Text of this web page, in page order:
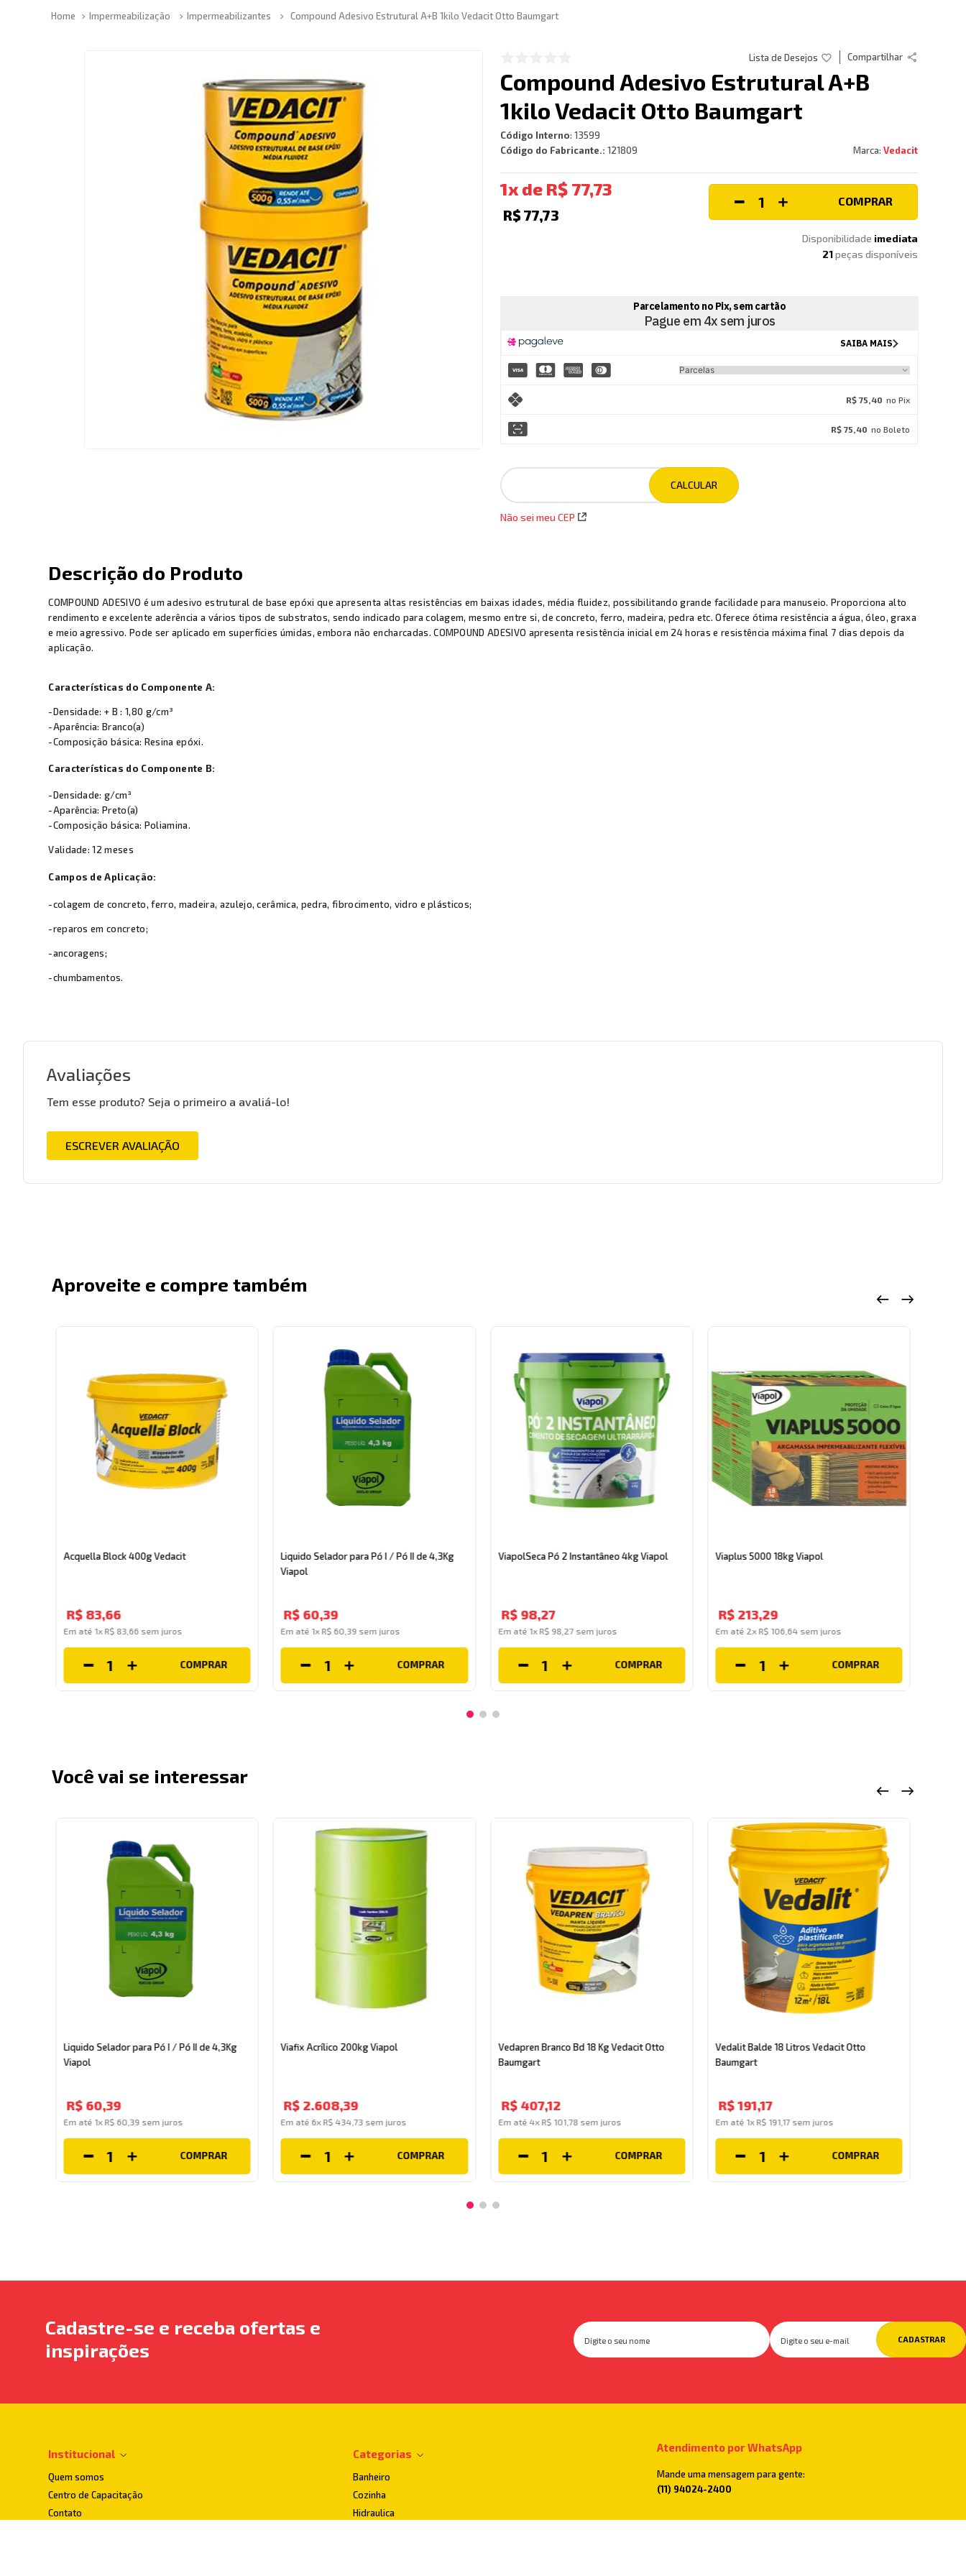
Impermeabilização Impermeabilizantes Compound Adesivo Estrutural A+B 1kilo Vedacit Otto Baumgart
Compartilhar
Compound Adesivo Estrutural A+B
1kilo Vedacit Otto Baumgart
Código Interno: 13599
Código do Fabricante.: 121809 Vedacit
1 R$ 77,73
R$77,73
COMPRAR
Disponibilidade imediata
21peças disponíveis
R$ 75,40 no Pix
R$ 75,40 no Boleto
Não sei meu CEP
Descrição do Produto
COMPOUND ADESIVO é um adesivo estrutural de base epóxi que apresenta altas resistências em baixas idades, média fluidez, possibilitando grande facilidade para manuseio. Proporciona alto
rendimento e excelente aderência a vários tipos de substratos, sendo indicado para colagem, mesmo entre si, de concreto, ferro, madeira, pedra etc. Oferece ótima resistência a água, óleo, graxa
e meio agressivo. Pode ser aplicado em superfícies úmidas, embora não encharcadas. COMPOUND ADESIVO apresenta resistência inicial em 24 horas e resistência máxima final 7 dias depois da
aplicação.
Características do Componente A:
-Densidade: + B : 1,80 g/cm³
-Aparência: Branco(a)
-Composição básica: Resina epóxi.
Características do Componente B:
-Densidade: g/cm³
-Aparência: Preto(a)
-Composição básica: Poliamina.
Validade: 12 meses
Campos de Aplicação:
-colagem de concreto, ferro, madeira, azulejo, cerâmica, pedra, fibrocimento, vidro e plásticos;
-reparos em concreto;
-ancoragens;
-chumbamentos.
Avaliações
Tem esse produto? Seja o primeiro a avaliá-lo!
ESCREVER AVALIAÇÃO
Aproveite e compre também
Acquella Block 400g Vedacit
R$ 83,66
Em até 1x R$ 83 66 sem juros
COMPRAR
Liquido Selador para Pó I / Pó II de 4,3Kg
Viapol
R$ 60,39
Em até 1x R$ 60 39 sem juros
COMPRAR
ViapolSeca Pó 2 Instantâneo 4kg Viapol
R$ 98,27
Em até 1x R$ 98, 27sem juros
COMPRAR
Viaplus 5000 18kg Viapol
R$ 213,29
Em até 2x R$ 106 64 sem juros
COMPRAR
Você vai se interessar
Liquido Selador para Pó I / Pó II de 4,3Kg
Viapol
R$ 60,39
Em até 1x R$ 60 39 sem juros
COMPRAR
Viafix Acrílico 200kg Viapol
R$ 2.608,39
Em até 6x R$ 434 ,73 sem juros
COMPRAR
Vedapren Branco Bd 18 Kg Vedacit Otto
Baumgart
R$407,12
Em até 4x R$ 101, 78sem juros
COMPRAR
Vedalit Balde 18 Litros Vedacit Otto
Baumgart
R$191,17
Em até 1x R$ 191 17 sem juros
COMPRAR
Cadastre-se e receba ofertas e
inspirações
CADASTRAR
Institucional
Quem somos
Centro de Capacitação
Contato
Categorias
Banheiro
Cozinha
Hidraulica
Atendimento por WhatsApp
Mande uma mensagem para gente:
(11) 94024-2400